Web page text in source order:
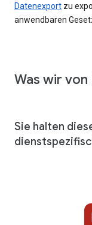
Datenexport zu
anwendbaren
Was wir
Sie halten